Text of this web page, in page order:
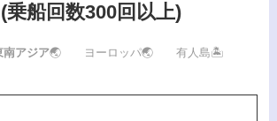
(乗船回数300回以上)
南アジア🌏 ヨーロッパ🌏 有人島🏝️